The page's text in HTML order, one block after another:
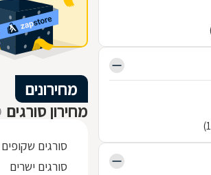
מחירונים
מחירון סורגים
סורגים שקופים
סורגים ישרים